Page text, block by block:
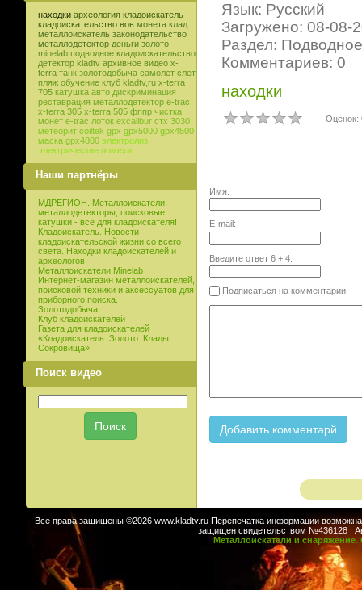
находки археология кладоискатель
кладоискательство вов монета клад
металлоискатель законодательство
металлодетектор деньги золото
minelab подводное кладоискательство
детектор kladtv архивное видео x-
terra танк золотодобыча самолет слет
пляж обучение клуб kladtv,ru x-terra
705 катушка авто дискриминация
реставрация металлодетектор e-trac
x-terra 305 x-terra 505 фппр чистка
монет e-trac лоток excalibur стх 3030
метеорит coiltek gpx gpx5000 gpx4500
маска gpx4800 электролиз
электрические помехи
Наши партнёры
МДРЕГИОН. Металлоискатели,
металлодетекторы, поисковые
катушки - все для кладоискателя!
Кладоискатель. Новости
кладоискательской жизни со всего
света. Находки кладоискателей и
археологов.
Металлоискатели Minelab
Интернет-магазин металлоискателей,
поисковой техники и аксессуатов для
приборного поиска.
Золотодобыча
Клуб кладоискателей
Газета для кладоискателей
«Кладоискатель. Золото. Клады.
Сокровища».
Поиск видео
Язык: Русский
Загружено: 08-08-
Раздел:
Комментариев: 0
находки
Оценок:
Имя:
E-mail:
Введите ответ 6+ 4:
Подписаться на комментарии
Все права защищены ©2026 www.kladtv.ru Перепечатка информации возможна
защищен свидетельством №436128 |
Металлоискатели и